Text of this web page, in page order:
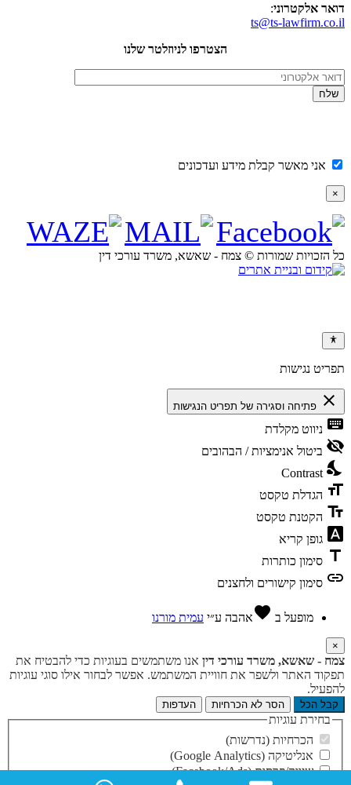
דואר אלקטרוני:
ts@ts-lawfirm.co.il
הצטרפו לניוזלטר שלנו
אני מאשר קבלת מידע ועדכונים
×
כל הזכויות שמורות © צמח - שאשא, משרד עורכי דין
תפריט נגישות
close פתיחה וסגירה של תפריט הנגישות
keyboard ניווט מקלדת
visibility_off ביטול אנימציות / הבהובים
nights_stay
Contrast
format_size הגדלת טקסט
text_fields הקטנת טקסט
font_download גופן קריא
title סימון כותרות
link סימון קישורים ולחצנים
מופעל ב favoriteאהבה ע״י עמית מורנו
×
צמח - שאשא, משרד עורכי דין אנו משתמשים בעוגיות כדי להבטיח את
תפקוד האתר ולשפר את חוויית המשתמש. אפשר לבחור אילו סוגי עוגיות
להפעיל.
קבל הכל הסר לא הכרחיות העדפות
בחירת עוגיות
הכרחיות (נדרשות)
אנליטיקה (Google Analytics)
שיווק/פרסום (Facebook/Ads)